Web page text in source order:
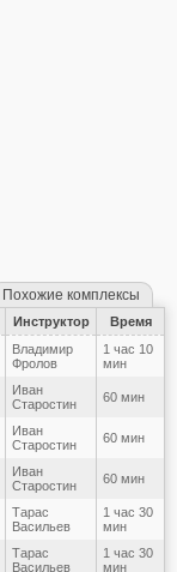
Похожие комплексы
Инструктор Время
Владимир
Фролов
1 час 10
мин
Иван
Старостин
60 мин
Иван
Старостин
60 мин
Иван
Старостин
60 мин
Тарас
Васильев
1 час 30
мин
Тарас
Васильев
1 час 30
мин